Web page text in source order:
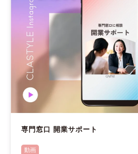
専門窓口 開業サポート
動画